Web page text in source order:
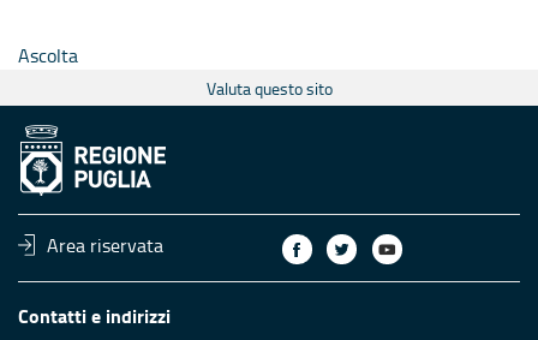
Ascolta
Valuta questo sito
Area riservata
Contatti e indirizzi